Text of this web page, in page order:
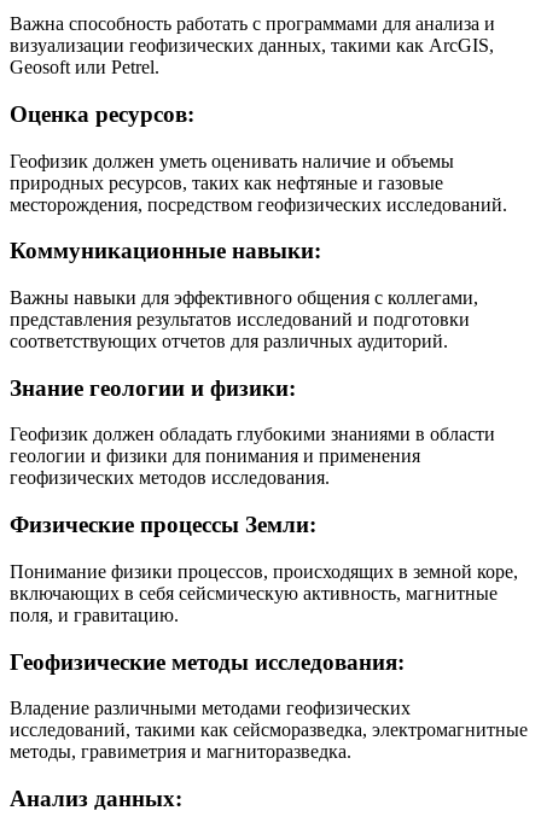
Важна способность работать с программами для анализа и
визуализации геофизических данных, такими как ArcGIS,
Geosoft или Petrel.
Оценка ресурсов:
Геофизик должен уметь оценивать наличие и объемы
природных ресурсов, таких как нефтяные и газовые
месторождения, посредством геофизических исследований.
Коммуникационные навыки:
Важны навыки для эффективного общения с коллегами,
представления результатов исследований и подготовки
соответствующих отчетов для различных аудиторий.
Знание геологии и физики:
Геофизик должен обладать глубокими знаниями в области
геологии и физики для понимания и применения
геофизических методов исследования.
Физические процессы Земли:
Понимание физики процессов, происходящих в земной коре,
включающих в себя сейсмическую активность, магнитные
поля, и гравитацию.
Геофизические методы исследования:
Владение различными методами геофизических
исследований, такими как сейсморазведка, электромагнитные
методы, гравиметрия и магниторазведка.
Анализ данных: